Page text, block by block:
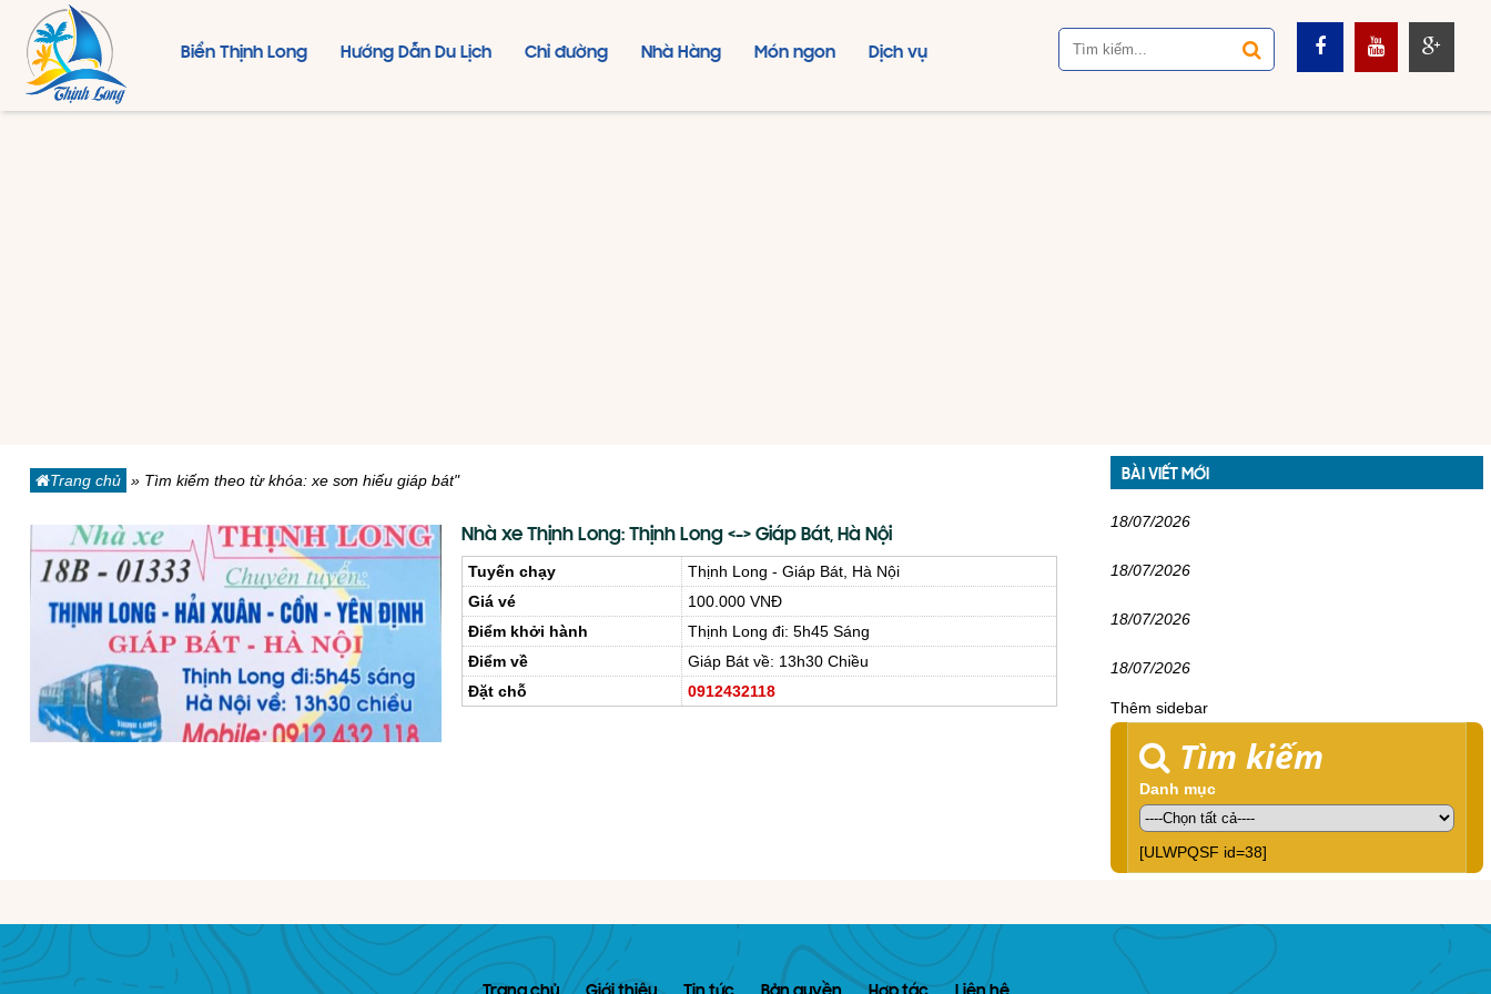
Biển Thịnh Long Hướng Dẫn Du Lịch Chỉ đường Nhà Hàng Món ngon Dịch vụ
Trang chủ » Tìm kiếm theo từ khóa: xe sơn hiếu giáp bát"
Nhà xe Thịnh Long: Thịnh Long <-> Giáp Bát, Hà Nội
Tuyến chạy
Thịnh Long - Giáp Bát, Hà Nội
Giá vé
100.000 VNĐ
Điểm khởi hành
Thịnh Long đi: 5h45 Sáng
Điểm về
Giáp Bát về: 13h30 Chiều
Đặt chỗ
0912432118
BÀI VIẾT MỚI
18/07/2026
18/07/2026
18/07/2026
18/07/2026
Thêm sidebar
Tìm kiếm
Danh mục
[ULWPQSF id=38]